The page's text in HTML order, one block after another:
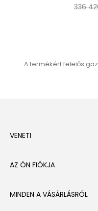
Normál
336
A termékért felelős
VENETI
AZ ÖN FIÓKJA
MINDEN A VÁSÁRLÁSRÓL